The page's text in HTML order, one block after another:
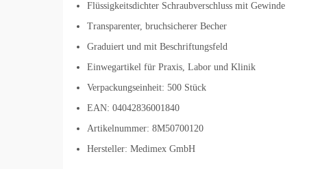
Flüssigkeitsdichter Schraubverschluss mit Gewinde
Transparenter, bruchsicherer Becher
Graduiert und mit Beschriftungsfeld
Einwegartikel für Praxis, Labor und Klinik
Verpackungseinheit: 500 Stück
EAN: 04042836001840
Artikelnummer: 8M50700120
Hersteller: Medimex GmbH